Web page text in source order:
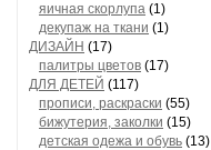
яичная скорлупа (1)
декупаж на ткани (1)
ДИЗАЙН (17)
палитры цветов (17)
ДЛЯ ДЕТЕЙ (117)
прописи, раскраски (55)
бижутерия, заколки (15)
детская одежа и обувь (13)